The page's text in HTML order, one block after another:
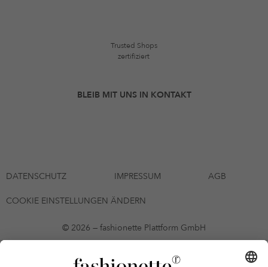
Trusted Shops
zertifiziert
BLEIB MIT UNS IN KONTAKT
DATENSCHUTZ IMPRESSUM AGB
COOKIE EINSTELLUNGEN ÄNDERN
© 2026 — fashionette Plattform GmbH
*Gutschein bis zum 12.08.2026 mehrmals auf alle Artikel der Seite